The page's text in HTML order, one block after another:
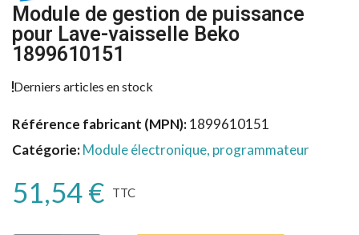
Module de gestion de puissance
pour Lave-vaisselle Beko
1899610151
Derniers articles en stock
Référence fabricant (MPN) 1899610151
Catégorie Module électronique, programmateur
51,54 € TTC